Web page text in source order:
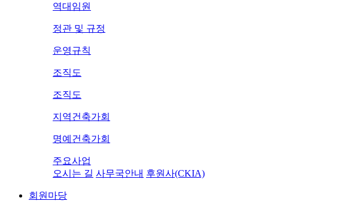
역대임원
정관 및 규정
운영규칙
조직도
조직도
지역건축가회
명예건축가회
주요사업
오시는 길 사무국안내 후원사(CKIA)
회원마당